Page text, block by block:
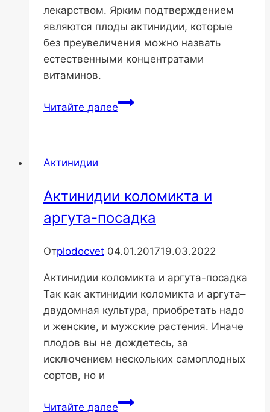
лекарством. Ярким подтверждением
являются плоды актинидии, которые
без преувеличения можно назвать
естественными концентратами
витаминов.
Читайте далееАктинтидия:
Актинидии
Актинидии коломикта и
аргута-посадка
Отplodocvet 04.01.201719.03.2022
Актинидии коломикта и аргута-посадка
Так как актинидии коломикта и аргута–
двудомная культура, приобретать надо
и женские, и мужские растения. Иначе
плодов вы не дождетесь, за
исключением нескольких самоплодных
сортов, но и
Читайте далееАктинидии